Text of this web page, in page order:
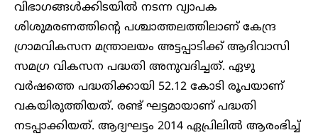
വിഭാഗങ്ങൾക്കിടയിൽ നടന്ന വ്യാപക
ശിശുമരണത്തിന്റെ പശ്ചാത്തലത്തിലാണ് കേന്ദ്ര
ഗ്രാമവികസന മന്ത്രാലയം അട്ടപ്പാടിക്ക് ആദിവാസി
സമഗ്ര വികസന പദ്ധതി അനുവദിച്ചത്. ഏഴു
വർഷത്തെ പദ്ധതിക്കായി 52.12 കോടി രൂപയാണ്
വകയിരുത്തിയത്. രണ്ട് ഘട്ടമായാണ് പദ്ധതി
നടപ്പാക്കിയത്. ആദ്യഘട്ടം 2014 ഏപ്രിലിൽ ആരംഭിച്ച്